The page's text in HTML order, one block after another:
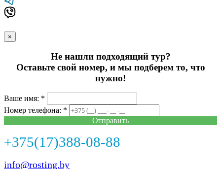
×
Не нашли подходящий тур?
Оставьте свой номер, и мы подберем то, что
нужно!
Ваше имя: *
Номер телефона: *
Отправить
+375(17)388-08-88
info@rosting.by